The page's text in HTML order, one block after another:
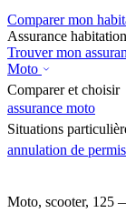
Comparer mon
Assurance
Trouver mon
Moto
Comparer et choisir
assurance moto
Situations
annulation de permis
Moto, scooter, 125